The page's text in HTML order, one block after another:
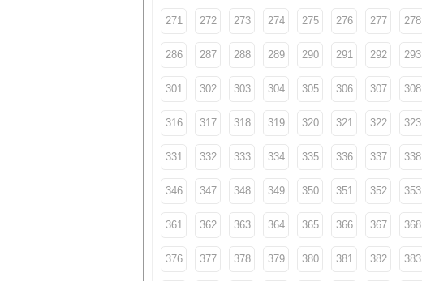
271 272 273 274 275 276 277 278
286 287 288 289 290 291 292 293
301 302 303 304 305 306 307 308
316 317 318 319 320 321 322 323
331 332 333 334 335 336 337 338
346 347 348 349 350 351 352 353
361 362 363 364 365 366 367 368
376 377 378 379 380 381 382 383